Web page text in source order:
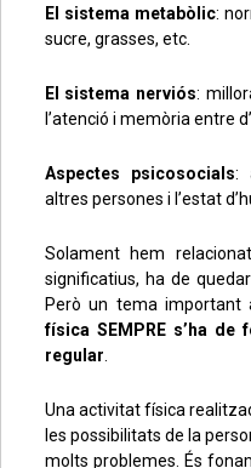
El sistema metabòlic:
sucre, grasses, etc.
El sistema nerviós:
l’atenció i memòria entre
Aspectes psicosocials:
altres persones i l’estat
Solament hem
significatius, ha de
Però un tema important
física SEMPRE s’ha de
regular
Una activitat física
les possibilitats de la
molts problemes. És